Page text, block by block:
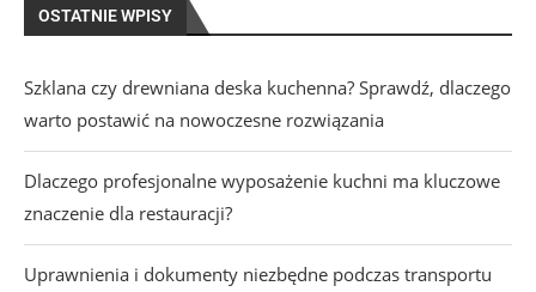
OSTATNIE WPISY
Szklana czy drewniana deska kuchenna? Sprawdź, dlaczego
warto postawić na nowoczesne rozwiązania
Dlaczego profesjonalne wyposażenie kuchni ma kluczowe
znaczenie dla restauracji?
Uprawnienia i dokumenty niezbędne podczas transportu